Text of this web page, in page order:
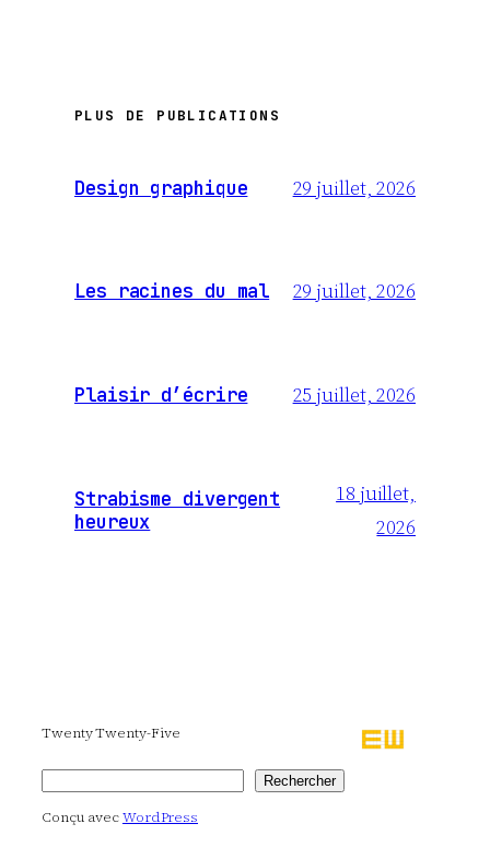
PLUS DE PUBLICATIONS
Design graphique 29 juillet, 2026
Les racines du mal 29 juillet, 2026
Plaisir d’écrire 25 juillet, 2026
Strabisme divergent
heureux
18 juillet,
2026
Twenty Twenty-Five
Rechercher
Conçu avecWordPress